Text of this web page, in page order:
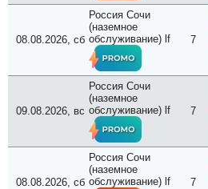
08.08.2026, сб
Россия Сочи
(наземное
обслуживание) lf
7
09.08.2026, вс
Россия Сочи
(наземное
обслуживание) lf
7
08.08.2026, сб
Россия Сочи
(наземное
обслуживание) lf
7